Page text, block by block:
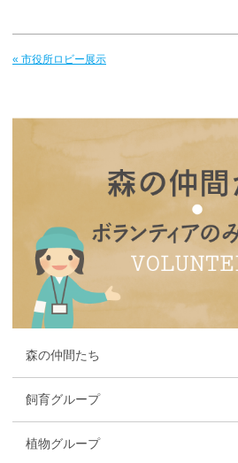
« 市役所ロビー展示
森の仲間たち
飼育グループ
植物グループ